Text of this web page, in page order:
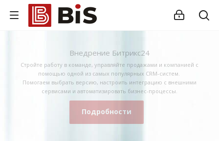
Внедрение Битрикс24
Стройте работу в команде, управляйте продажами и компанией с
помощью одной из самых популярных CRM-систем.
Помогаем выбрать версию, настроить интеграцию с внешними
сервисами и автоматизировать бизнес-процессы.
Подробности